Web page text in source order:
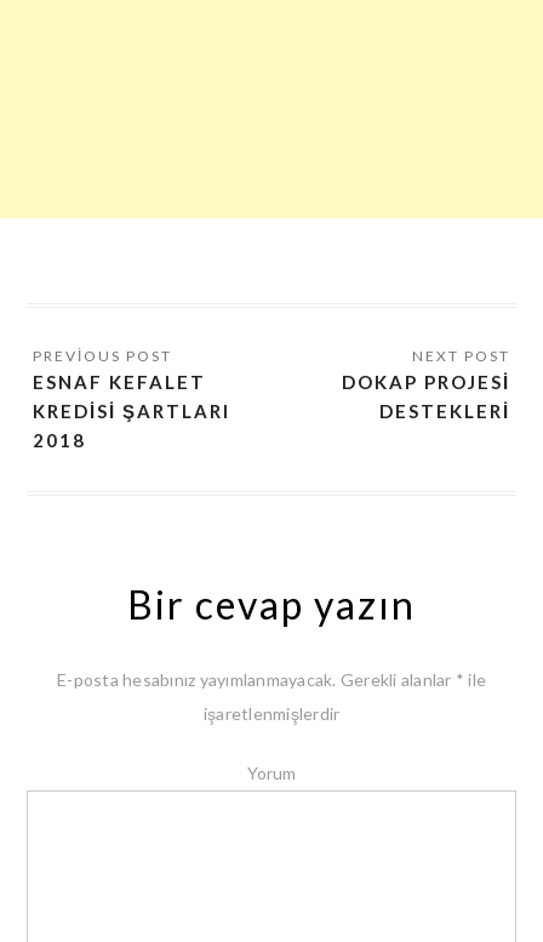
ESNAF KEFALET
KREDISI ŞARTLARI
2018
DOKAP PROJESI
DESTEKLERI
Bir cevap yazın
E-posta hesabınız yayımlanmayacak. Gerekli alanlar * ile
işaretlenmişlerdir
Yorum